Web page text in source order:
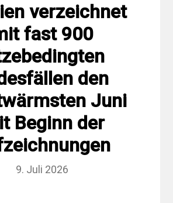
verzeichnet
fast 900
den
Juni
Beginn der
9. Juli 2026